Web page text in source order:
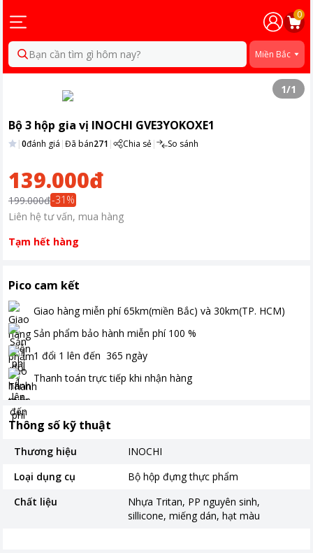
0
Bạn cần tìm gì hôm nay? Miền Bắc
1/1
Bộ 3 hộp gia vị INOCHI GVE3YOKOXE1
|0đánh giá |Đã bán271 | Chia sẻ| So sánh
139.000đ
199.000đ-31 %
Liên hệ tư vấn, mua hàng
Tạm hết hàng
Pico cam kết
Giao hàng miễn phí 65km(miền Bắc) và 30km(TP. HCM)
Sản phẩm bảo hành miễn phí 100 %
1 đổi 1 lên đến 365 ngày
Thanh toán trực tiếp khi nhận hàng
Thông số kỹ thuật
Thương hiệu
INOCHI
Loại dụng cụ
Bộ hộp đựng thực phẩm
Chất liệu
Nhựa Tritan, PP nguyên sinh,
sillicone, miếng dán, hạt màu